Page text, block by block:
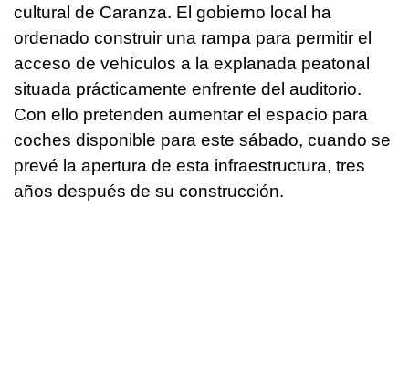
cultural de Caranza. El gobierno local ha
ordenado construir una rampa para permitir el
acceso de vehículos a la explanada peatonal
situada prácticamente enfrente del auditorio.
Con ello pretenden aumentar el espacio para
coches disponible para este sábado, cuando se
prevé la apertura de esta infraestructura, tres
años después de su construcción.